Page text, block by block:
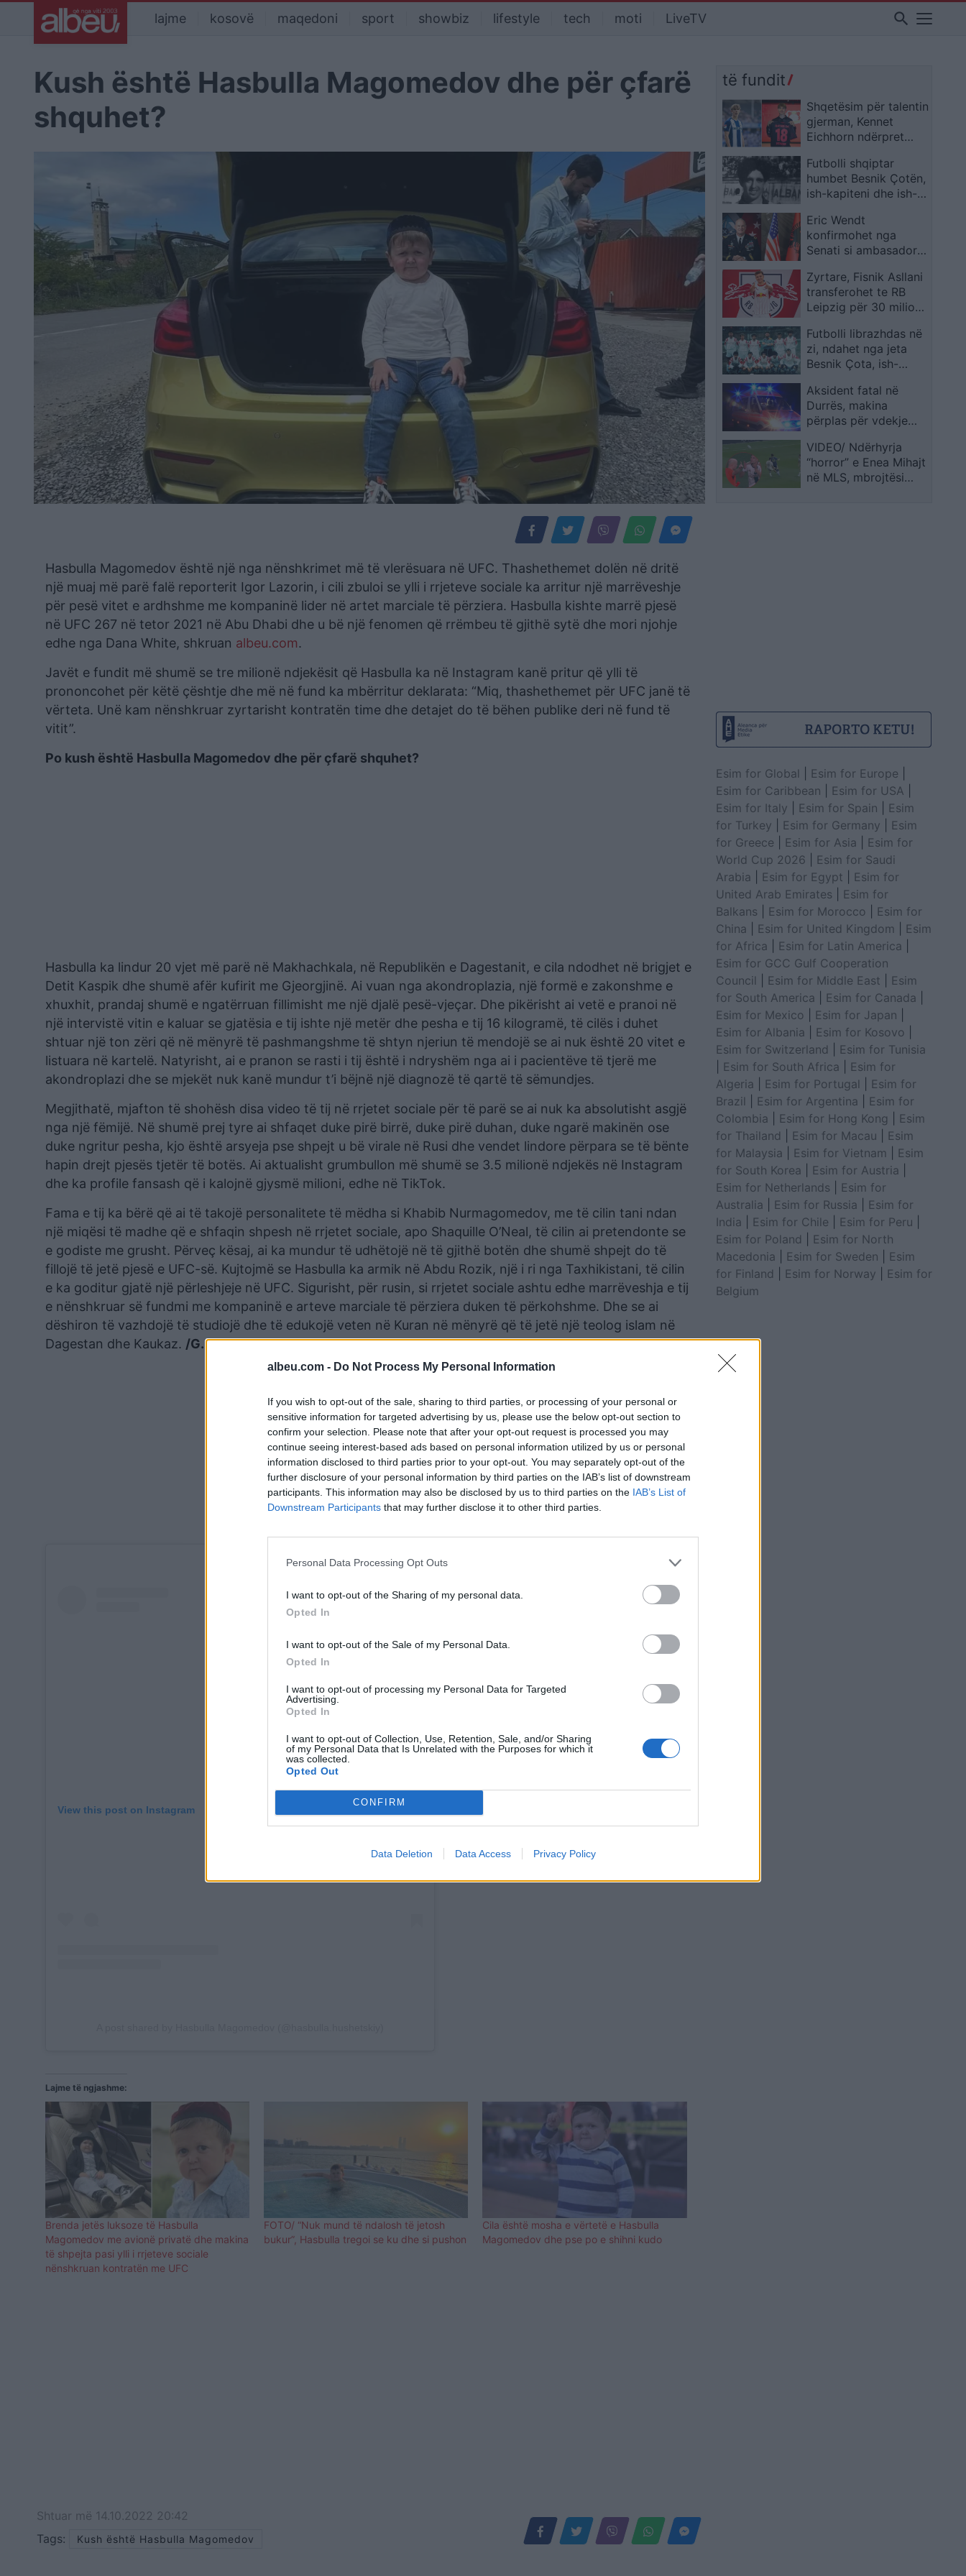
albeu.com - Do Not Process My Personal Information
If you wish to opt-out of the sale, sharing to third parties, or processing of your personal or
sensitive information for targeted advertising by us, please use the below opt-out section to
confirm your selection. Please note that after your opt-out request is processed you may
continue seeing interest-based ads based on personal information utilized by us or personal
information disclosed to third parties prior to your opt-out. You may separately opt-out of the
further disclosure of your personal information by third parties on the IAB’s list of downstream
participants. This information may also be disclosed by us to third parties on the IAB’s List of
Downstream Participants that may further disclose it to other third parties.
Personal Data Processing Opt Outs
I want to opt-out of the Sharing of my personal data.
Opted In
I want to opt-out of the Sale of my Personal Data.
Opted In
I want to opt-out of processing my Personal Data for Targeted
Advertising.
Opted In
I want to opt-out of Collection, Use, Retention, Sale, and/or Sharing
of my Personal Data that Is Unrelated with the Purposes for which it
was collected.
Opted Out
CONFIRM
Data Deletion Data Access Privacy Policy
lajme kosovë maqedoni sport showbiz lifestyle tech moti LiveTV search
Kush është Hasbulla Magomedov dhe për çfarë
shquhet?
Hasbulla Magomedov është një nga nënshkrimet më të vlerësuara në UFC. Thashethemet dolën në dritë
një muaj më parë falë reporterit Igor Lazorin, i cili zbuloi se ylli i rrjeteve sociale ka arritur një marrëveshje
për pesë vitet e ardhshme me kompaninë lider në artet marciale të përziera. Hasbulla kishte marrë pjesë
në UFC 267 në tetor 2021 në Abu Dhabi dhe u bë një fenomen që rrëmbeu të gjithë sytë dhe mori njohje
edhe nga Dana White, shkruan albeu.com.
Javët e fundit më shumë se tre milionë ndjekësit që Hasbulla ka në Instagram kanë pritur që ylli të
prononcohet për këtë çështje dhe më në fund ka mbërritur deklarata: “Miq, thashethemet për UFC janë të
vërteta. Unë kam nënshkruar zyrtarisht kontratën time dhe detajet do të bëhen publike deri në fund të
vitit”.
Po kush është Hasbulla Magomedov dhe për çfarë shquhet?
Hasbulla ka lindur 20 vjet më parë në Makhachkala, në Republikën e Dagestanit, e cila ndodhet në brigjet e
Detit Kaspik dhe shumë afër kufirit me Gjeorgjinë. Ai vuan nga akondroplazia, një formë e zakonshme e
xhuxhit, prandaj shumë e ngatërruan fillimisht me një djalë pesë-vjeçar. Dhe pikërisht ai vetë e pranoi në
një intervistë vitin e kaluar se gjatësia e tij ishte një metër dhe pesha e tij 16 kilogramë, të cilës i duhet
shtuar një ton zëri që në mënyrë të pashmangshme të shtyn njeriun të mendojë se ai nuk është 20 vitet e
listuara në kartelë. Natyrisht, ai e pranon se rasti i tij është i ndryshëm nga ai i pacientëve të tjerë me
akondroplazi dhe se mjekët nuk kanë mundur t’i bëjnë një diagnozë të qartë të sëmundjes.
Megjithatë, mjafton të shohësh disa video të tij në rrjetet sociale për të parë se ai nuk ka absolutisht asgjë
nga një fëmijë. Në shumë prej tyre ai shfaqet duke pirë birrë, duke pirë duhan, duke ngarë makinën ose
duke ngritur pesha, kjo është arsyeja pse shpejt u bë virale në Rusi dhe vendet lindore përpara se të bënte
hapin drejt pjesës tjetër të botës. Ai aktualisht grumbullon më shumë se 3.5 milionë ndjekës në Instagram
dhe ka profile fansash që i kalojnë gjysmë milioni, edhe në TikTok.
Fama e tij ka bërë që ai të takojë personalitete të mëdha si Khabib Nurmagomedov, me të cilin tani ndan
një miqësi të madhe që e shfaqin shpesh në rrjetet sociale, apo Shaquille O’Neal, të cilin ai pretendonte se
e godiste me grusht. Përveç kësaj, ai ka mundur të udhëtojë në të gjithë botën dhe shumë shpejt do të
fillojë të jetë pjesë e UFC-së. Kujtojmë se Hasbulla ka armik në Abdu Rozik, një i ri nga Taxhikistani, të cilin
e ka goditur gjatë një përleshjeje në UFC. Sigurisht, për rusin, si rrjetet sociale ashtu edhe marrëveshja e tij
e nënshkruar së fundmi me kompaninë e arteve marciale të përziera duken të përkohshme. Dhe se ai
dëshiron të vazhdojë të studiojë dhe të edukojë veten në Kuran në mënyrë që të jetë një teolog islam në
Dagestan dhe Kaukaz. /G.D albeu.com/
View this post on Instagram
Lajme të ngjashme:
Brenda jetës luksoze të Hasbulla
Magomedov me avionë privatë dhe makina
të shpejta pasi ylli i rrjeteve sociale
nënshkruan kontratën me UFC
FOTO/ “Nuk mund të ndalosh të jetosh
bukur”, Hasbulla tregoi se ku dhe si pushon
Cila është mosha e vërtetë e Hasbulla
Magomedov dhe pse po e shihni kudo
Shtuar më 14.10.2022 20:42
Tags:
Kush është Hasbulla Magomedov
të fundit
Shqetësim për talentin
gjerman, Kennet
Eichhorn ndërpret
për arsye
shëndetësore
Futbolli shqiptar
humbet Besnik Çotën,
ish-kapiteni dhe ish-
ndahet nga jeta në
moshën 56-vjeçare
Eric Wendt
konfirmohet nga
Senati si ambasador i
emërimi pret firmën e
Trump
Zyrtare, Fisnik Asllani
transferohet te RB
Leipzig për 30 milionë
Futbolli librazhdas në
zi, ndahet nga jeta
Besnik Çota, ish-
trajner i Sopotit
Aksident fatal në
Durrës, makina
përplas për vdekje
shoqërohet në polici
VIDEO/ Ndërhyrja
“horror” e Enea Mihajt
në MLS, mbrojtësi
Esim for Global Esim for Europe
Esim for Caribbean
Esim for USA
Esim for Italy
Esim for Spain
Esim
for Turkey
Esim for Germany
Esim
for Greece
Esim for Asia
Esim for
World Cup 2026
Esim for Saudi
Arabia
Esim for Egypt
Esim for
United Arab Emirates
Esim for
Balkans
Esim for Morocco
Esim for
China
Esim for United Kingdom
Esim
for Africa
Esim for Latin America
Esim for GCC Gulf Cooperation
Council
Esim for Middle East
Esim
for South America
Esim for Canada
Esim for Mexico
Esim for Japan
Esim for Albania
Esim for Kosovo
Esim for Switzerland
Esim for Tunisia
Esim for South Africa
Esim for
Algeria
Esim for Portugal
Esim for
Brazil
Esim for Argentina
Esim for
Colombia
Esim for Hong Kong
Esim
for Thailand
Esim for Macau
Esim
for Malaysia
Esim for Vietnam
Esim
for South Korea
Esim for Austria
Esim for Netherlands
Esim for
Australia
Esim for Russia
Esim for
India
Esim for Chile Esim for Peru
Esim for Poland
Esim for North
Macedonia
Esim for Sweden
Esim
for Finland
Esim for Norway
Esim for
Belgium